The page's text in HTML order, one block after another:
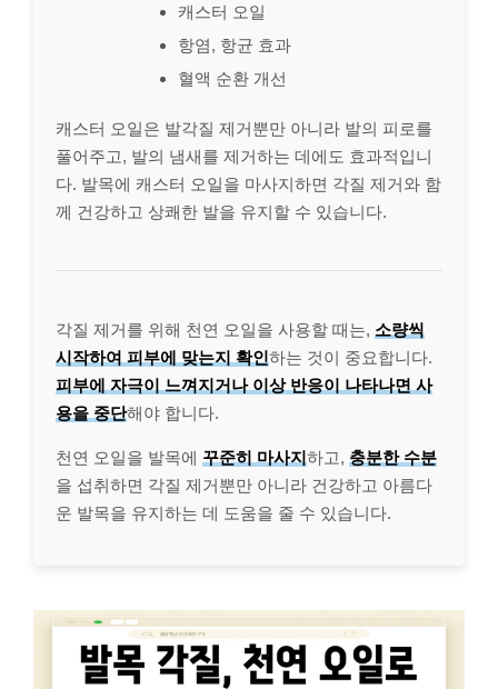
캐스터 오일
항염, 항균 효과
혈액 순환 개선
캐스터 오일은 발각질 제거뿐만 아니라 발의 피로를
풀어주고, 발의 냄새를 제거하는 데에도 효과적입니
다. 발목에 캐스터 오일을 마사지하면 각질 제거와 함
께 건강하고 상쾌한 발을 유지할 수 있습니다.
각질 제거를 위해 천연 오일을 사용할 때는, 소량씩
시작하여 피부에 맞는지 확인하는 것이 중요합니다.
피부에 자극이 느껴지거나 이상 반응이 나타나면 사
용을 중단해야 합니다.
천연 오일을 발목에 꾸준히 마사지하고, 충분한 수분
을 섭취하면 각질 제거뿐만 아니라 건강하고 아름다
운 발목을 유지하는 데 도움을 줄 수 있습니다.